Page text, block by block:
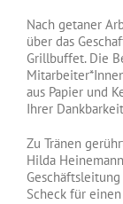
Nach getaner
über das
Grillbuffet. Die
aus Papier und
Ihrer
Zu Tränen
Hilda
Scheck für